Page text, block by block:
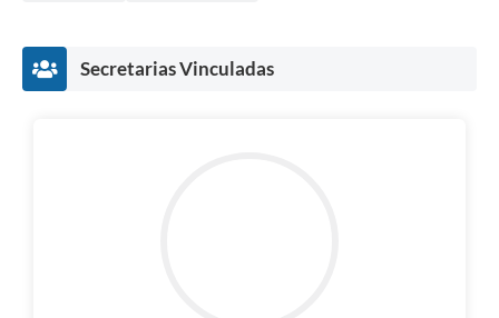
Secretarias Vinculadas